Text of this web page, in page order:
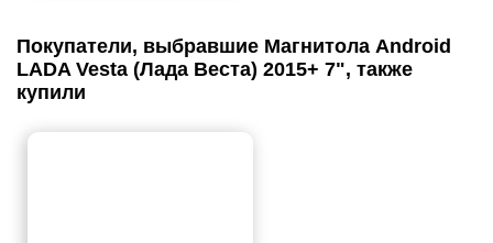
Покупатели, выбравшие Магнитола Android
LADA Vesta (Лада Веста) 2015+ 7", также
купили